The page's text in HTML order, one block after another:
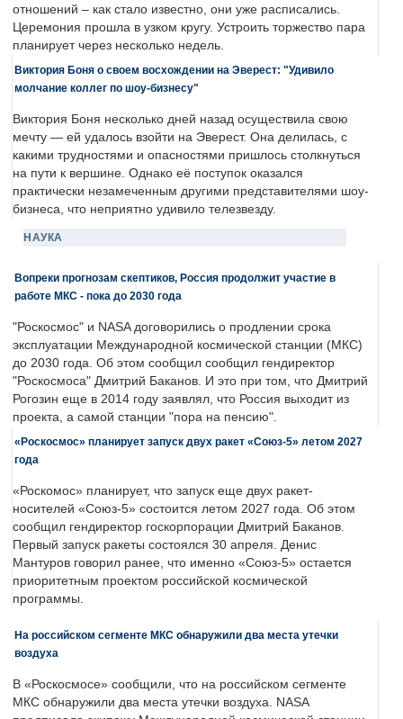
отношений – как стало известно, они уже расписались.
Церемония прошла в узком кругу. Устроить торжество пара
планирует через несколько недель.
Виктория Боня о своем восхождении на Эверест: "Удивило
молчание коллег по шоу-бизнесу"
Виктория Боня несколько дней назад осуществила свою
мечту — ей удалось взойти на Эверест. Она делилась, с
какими трудностями и опасностями пришлось столкнуться
на пути к вершине. Однако её поступок оказался
практически незамеченным другими представителями шоу-
бизнеса, что неприятно удивило телезвезду.
НАУКА
Вопреки прогнозам скептиков, Россия продолжит участие в
работе МКС - пока до 2030 года
"Роскосмос" и NASA договорились о продлении срока
эксплуатации Международной космической станции (МКС)
до 2030 года. Об этом сообщил сообщил гендиректор
"Роскосмоса" Дмитрий Баканов. И это при том, что Дмитрий
Рогозин еще в 2014 году заявлял, что Россия выходит из
проекта, а самой станции "пора на пенсию".
«Роскосмос» планирует запуск двух ракет «Союз-5» летом 2027
года
«Роскомос» планирует, что запуск еще двух ракет-
носителей «Союз-5» состоится летом 2027 года. Об этом
сообщил гендиректор госкорпорации Дмитрий Баканов.
Первый запуск ракеты состоялся 30 апреля. Денис
Мантуров говорил ранее, что именно «Союз-5» остается
приоритетным проектом российской космической
программы.
На российском сегменте МКС обнаружили два места утечки
воздуха
В «Роскосмосе» сообщили, что на российском сегменте
МКС обнаружили два места утечки воздуха. NASA